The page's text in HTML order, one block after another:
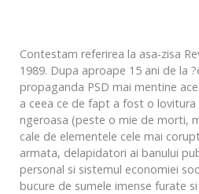
Contestam referirea la asa-zisa
1989. Dupa aproape 15 ani de la
propaganda PSD mai mentine
a ceea ce de fapt a fost o
ngeroasa (peste o mie de morti,
cale de elementele cele mai
armata, delapidatori ai banului
personal si sistemul economiei
bucure de sumele imense furate